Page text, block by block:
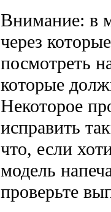
Внимание: в
через
посмотреть
которые
Некоторое
исправить
что, если
модель
проверьте